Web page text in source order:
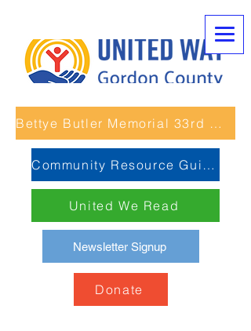
Donate
Newsletter Signup
Community Resource Guide
Bettye Butler Memorial 33rd Unity Run
United We Read